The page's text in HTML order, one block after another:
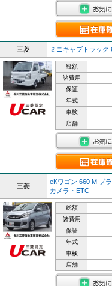
三菱 ミニキャブトラッ
総額
諸費用
保証
年式
車検
店舗
三菱
eKワゴン 660 M プ
カメラ・ETC
総額
諸費用
保証
年式
車検
店舗